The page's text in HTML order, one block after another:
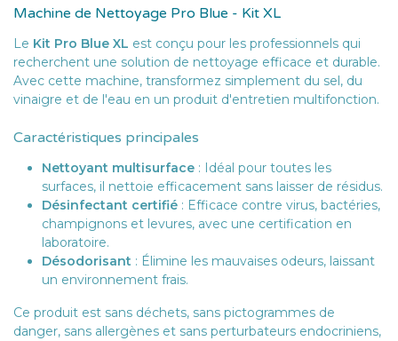
Machine de Nettoyage Pro Blue - Kit XL
Le Kit Pro Blue XL est conçu pour les professionnels qui
recherchent une solution de nettoyage efficace et durable.
Avec cette machine, transformez simplement du sel, du
vinaigre et de l'eau en un produit d'entretien multifonction.
Caractéristiques principales
Nettoyant multisurface : Idéal pour toutes les
surfaces, il nettoie efficacement sans laisser de résidus.
Désinfectant certifié : Efficace contre virus, bactéries,
champignons et levures, avec une certification en
laboratoire.
Désodorisant : Élimine les mauvaises odeurs, laissant
un environnement frais.
Ce produit est sans déchets, sans pictogrammes de
danger, sans allergènes et sans perturbateurs endocriniens,